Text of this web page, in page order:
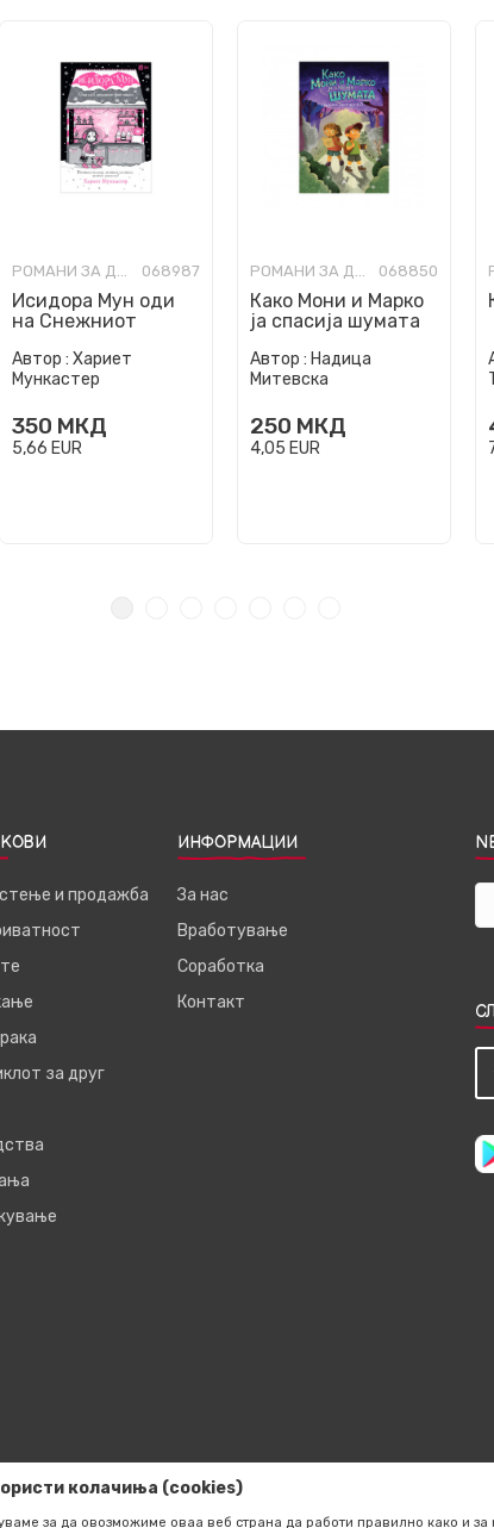
РОМАНИ ЗА ДЕЦА 068987
Исидора Мун oди
на Снежниот
Автор : Хариет
Мункастер
350 МКД
5,66 EUR
РОМАНИ ЗА ДЕЦА 068850
Како Мони и Марко
ја спасија шумата
Автор : Надица
Митевска
250 МКД
4,05 EUR
и продажба
за друг
ИНФОРМАЦИИ
За нас
Вработување
Соработка
Контакт
колачиња (cookies)
за да овозможиме оваа веб страна да работи правилно како и за